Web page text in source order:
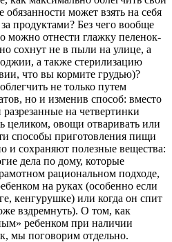
может взять на себя
продуктами? Без чего вообще
можно отнести глажку пеленок-
сохнут не в пыли на улице, а
а также стерилизацию
что вы кормите грудью)?
не только путем
но и изменив способ: вместо
на четвертинки
целиком, овощи отваривать или
способы приготовления пищи
и сохраняют полезные вещества:
дела по дому, которые
рациональном подходе,
на руках (особенно если
кенгурушке) или когда он спит
вздремнуть). О том, как
ребенком при наличии
мы поговорим отдельно.